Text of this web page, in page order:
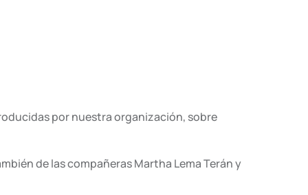
por nuestra organización, sobre
de las compañeras Martha Lema Terán y